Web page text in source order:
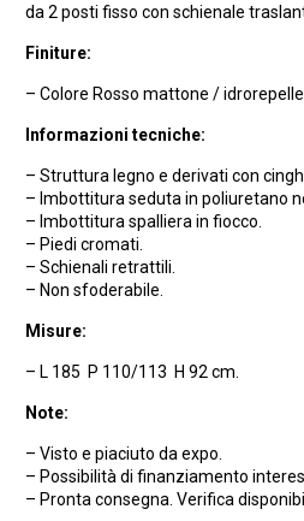
da 2 posti fisso con schienale
Finiture:
– Colore Rosso mattone /
Informazioni tecniche:
– Struttura legno e derivati con
– Imbottitura seduta in poliuretano
– Imbottitura spalliera in fiocco.
– Piedi cromati.
– Schienali retrattili.
– Non sfoderabile.
Misure:
– L 185 P 110/113 H 92 cm.
Note:
– Visto e piaciuto da expo.
– Possibilità di finanziamento
– Pronta consegna. Verifica